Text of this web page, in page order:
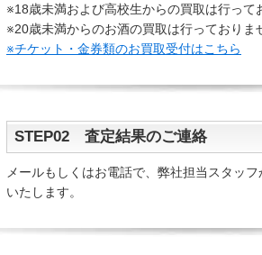
※18歳未満および高校生からの買取は行って
※20歳未満からのお酒の買取は行っておりま
※チケット・金券類のお買取受付はこちら
STEP02 査定結果のご連絡
メールもしくはお電話で、弊社担当スタッ
いたします。